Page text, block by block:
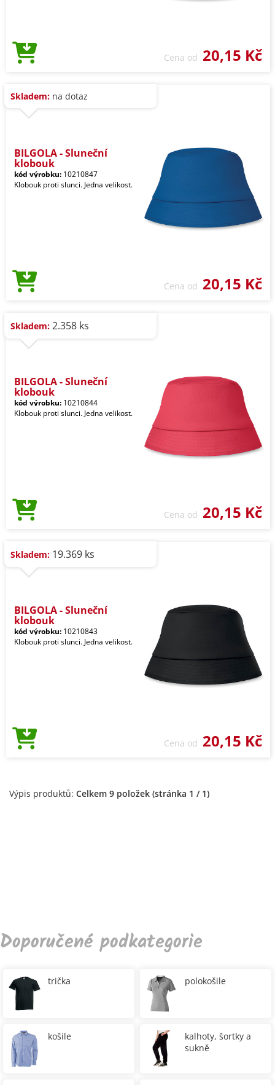
Cena od 20,15 Kč
Skladem: na dotaz
BILGOLA - Sluneční
klobouk
kód výrobku: 10210847
Klobouk proti slunci. Jedna velikost.
Cena od 20,15 Kč
Skladem: 2.358 ks
BILGOLA - Sluneční
klobouk
kód výrobku: 10210844
Klobouk proti slunci. Jedna velikost.
Cena od 20,15 Kč
Skladem: 19.369 ks
BILGOLA - Sluneční
klobouk
kód výrobku: 10210843
Klobouk proti slunci. Jedna velikost.
Cena od 20,15 Kč
Výpis produktů: Celkem 9 položek (stránka 1 / 1)
Doporučené podkategorie
trička polokošile
košile
kalhoty, šortky a
sukně